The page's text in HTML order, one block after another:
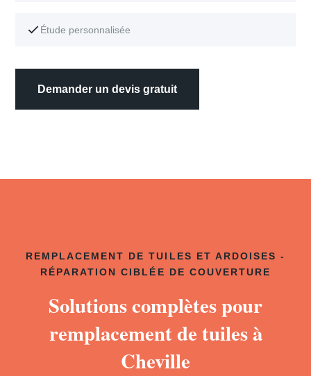
Étude personnalisée
Demander un devis gratuit
REMPLACEMENT DE TUILES ET ARDOISES -
RÉPARATION CIBLÉE DE COUVERTURE
Solutions complètes pour
remplacement de tuiles à
Cheville